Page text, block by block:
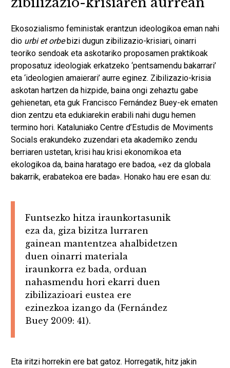
Ekosozialismo feministak erantzun ideologikoa eman nahi
dio urbi et orbebizi dugun zibilizazio-krisiari, oinarri
teoriko sendoak eta askotariko proposamen praktikoak
proposatuz ideologiak erkatzeko ‘pentsamendu bakarrari’
eta ‘ideologien amaierari’ aurre eginez. Zibilizazio-krisia
askotan hartzen da hizpide, baina ongi zehaztu gabe
gehienetan, eta guk Francisco Fernández Buey-ek ematen
dion zentzu eta edukiarekin erabili nahi dugu hemen
termino hori. Kataluniako Centre d’Estudis de Moviments
Socials erakundeko zuzendari eta akademiko zendu
berriaren ustetan, krisi hau krisi ekonomikoa eta
ekologikoa da, baina haratago ere badoa, «ez da globala
bakarrik, erabatekoa ere bada». Honako hau ere esan du:
Funtsezko hitza iraunkortasunik
eza da, giza bizitza lurraren
gainean mantentzea ahalbidetzen
duen oinarri materiala
iraunkorra ez bada, orduan
nahasmendu hori ekarri duen
zibilizazioari eustea ere
ezinezkoa izango da (Fernández
Buey 2009: 41).
Eta iritzi horrekin ere bat gatoz. Horregatik, hitz jakin